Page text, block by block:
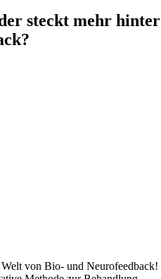
steckt mehr hinter
von Bio- und Neurofeedback!